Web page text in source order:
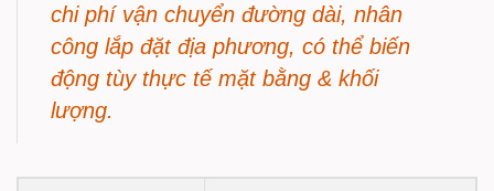
chi phí vận chuyển đường dài, nhân
công lắp đặt địa phương, có thể biến
động tùy thực tế mặt bằng & khối
lượng.